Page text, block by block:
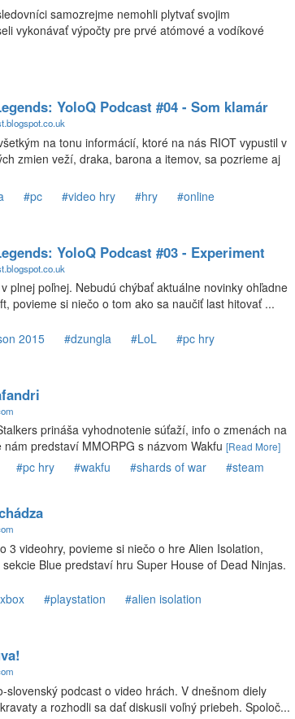
samozrejme nemohli plytvať svojim
vykonávať výpočty pre prvé atómové a vodíkové
YoloQ Podcast #04 - Som klamár
na tonu informácií, ktoré na nás RIOT vypustil v
zmien veží, draka, barona a itemov, sa pozrieme aj
#pc #video hry #hry
#online
YoloQ Podcast #03 - Experiment
plnej poľnej. Nebudú chýbať aktuálne novinky ohľadne
povieme si niečo o tom ako sa naučiť last hitovať ...
2015 #dzungla #LoL
#pc hry
prináša vyhodnotenie súťaží, info o zmenách na
predstaví MMORPG s názvom Wakfu [Read More]
#pc hry #wakfu #shards of war #steam
videohry, povieme si niečo o hre Alien Isolation,
Blue predstaví hru Super House of Dead Ninjas.
#playstation
#alien isolation
podcast o video hrách. V dnešnom diely
a rozhodli sa dať diskusii voľný priebeh. Spoloč...